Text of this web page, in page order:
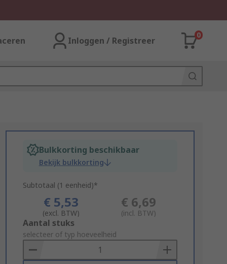
Inloggen / Registreer
0
Bulkkorting beschikbaar
Bekijk bulkkorting
Subtotaal (1 eenheid)*
€ 5,53
(excl. BTW)
€ 6,69
(incl. BTW)
Add
to
Basket
Aantal stuks
selecteer of typ hoeveelheid